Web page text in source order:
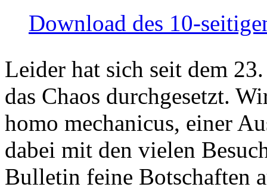
Download des 10-
Leider hat sich seit dem
das Chaos durchgesetzt.
homo mechanicus, einer
dabei mit den vielen
Bulletin feine Botschaften